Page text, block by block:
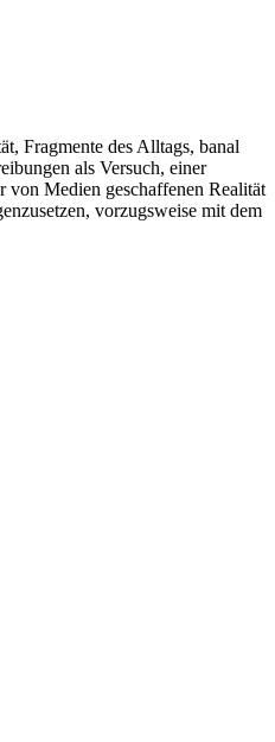
Fragmente des Alltags, banal
als Versuch, einer
von Medien geschaffenen Realität
vorzugsweise mit dem